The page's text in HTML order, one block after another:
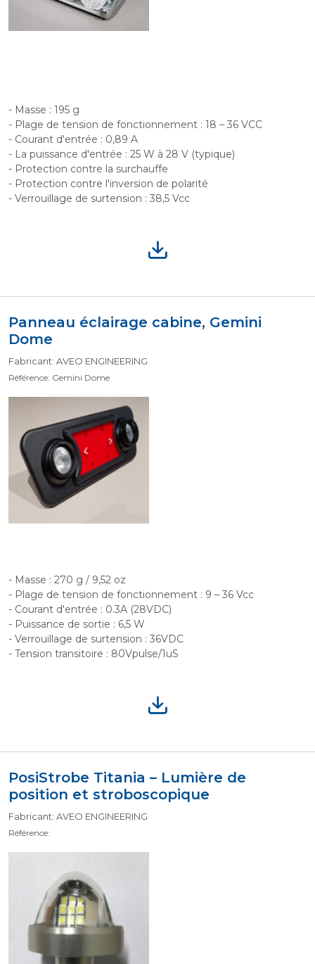
- Masse : 195 g
- Plage de tension de fonctionnement : 18 – 36 VCC
- Courant d'entrée : 0,89 A
- La puissance d'entrée : 25 W à 28 V (typique)
- Protection contre la surchauffe
- Protection contre l'inversion de polarité
- Verrouillage de surtension : 38,5 Vcc
Panneau éclairage cabine, Gemini
Dome
Fabricant: AVEO ENGINEERING
Référence: Gemini Dome
- Masse : 270 g / 9,52 oz
- Plage de tension de fonctionnement : 9 – 36 Vcc
- Courant d'entrée : 0.3A (28VDC)
- Puissance de sortie : 6,5 W
- Verrouillage de surtension : 36VDC
- Tension transitoire : 80Vpulse/1uS
PosiStrobe Titania – Lumière de
position et stroboscopique
Fabricant: AVEO ENGINEERING
Référence: